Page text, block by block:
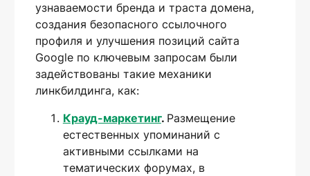
узнаваемости бренда и траста домена,
создания безопасного ссылочного
профиля и улучшения позиций сайта
Google по ключевым запросам были
задействованы такие механики
линкбилдинга, как:
Крауд-маркетинг. Размещение
естественных упоминаний с
активными ссылками на
тематических форумах, в